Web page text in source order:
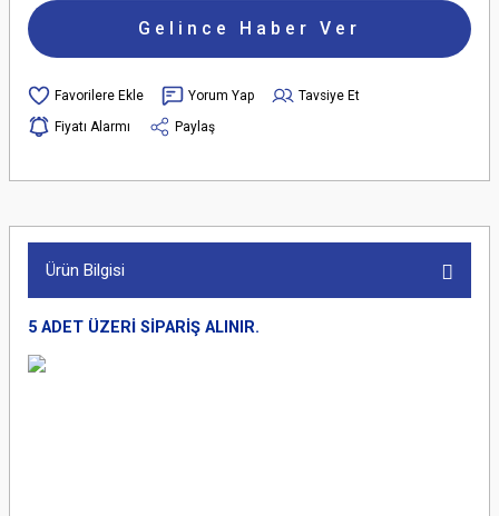
Gelince Haber Ver
Yorum Yap
Tavsiye Et
Fiyatı Alarmı
Paylaş
Ürün Bilgisi
5 ADET ÜZERİ SİPARİŞ ALINIR.